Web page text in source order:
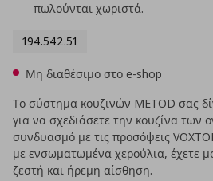
πωλούνται χωριστά.
194.542.51
Μη διαθέσιμο στο e-shop
Το σύστημα κουζινών METOD σας
για να σχεδιάσετε την κουζίνα των
συνδυασμό με τις προσόψεις
με ενσωματωμένα χερούλια, έχετε
ζεστή και ήρεμη αίσθηση.